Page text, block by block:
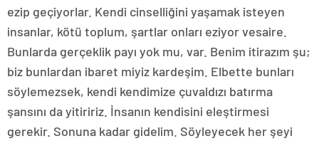
ezip geçiyorlar. Kendi cinselliğini yaşamak isteyen
insanlar, kötü toplum, şartlar onları eziyor vesaire.
Bunlarda gerçeklik payı yok mu, var. Benim itirazım şu;
biz bunlardan ibaret miyiz kardeşim. Elbette bunları
söylemezsek, kendi kendimize çuvaldızı batırma
şansını da yitiririz. İnsanın kendisini eleştirmesi
gerekir. Sonuna kadar gidelim. Söyleyecek her şeyi